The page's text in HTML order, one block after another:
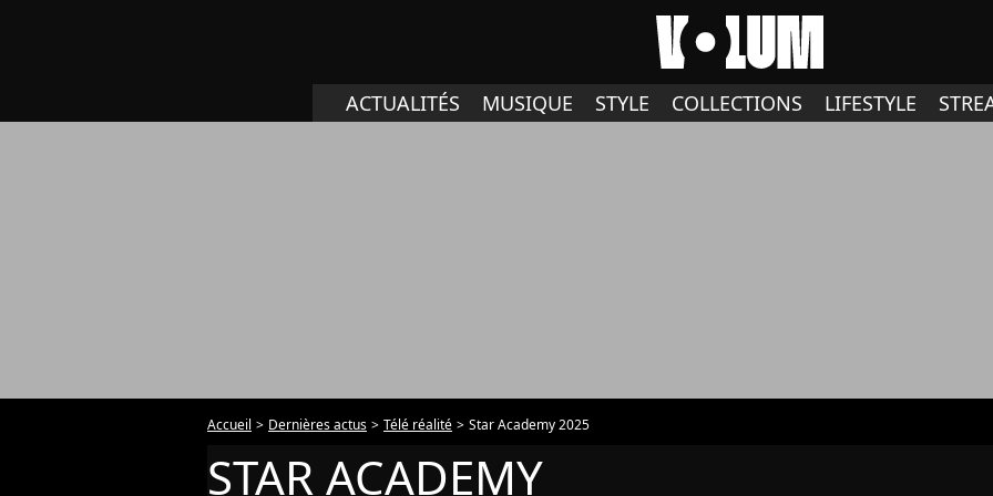
ACTUALITÉS MUSIQUE STYLE COLLECTIONS LIFESTYLE
Accueil Dernières actus Télé réalité Star Academy 2025
STAR ACADEMY